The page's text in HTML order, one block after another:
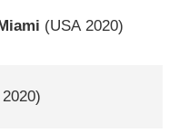
(USA2020)